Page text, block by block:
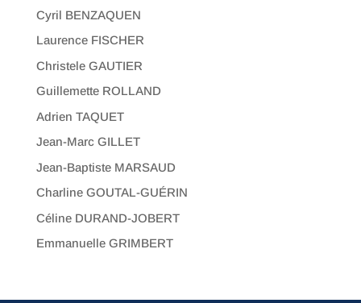
Cyril BENZAQUEN
Laurence FISCHER
Christele GAUTIER
Guillemette ROLLAND
Adrien TAQUET
Jean-Marc GILLET
Jean-Baptiste MARSAUD
Charline GOUTAL-GUÉRIN
Céline DURAND-JOBERT
Emmanuelle GRIMBERT